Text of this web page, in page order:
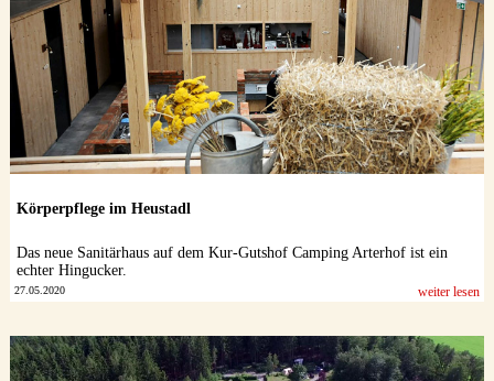
Körperpflege im Heustadl
Das neue Sanitärhaus auf dem Kur-Gutshof Camping Arterhof ist ein
echter Hingucker.
27.05.2020 weiter lesen